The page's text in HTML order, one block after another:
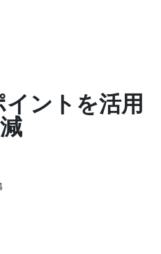
ントを活用